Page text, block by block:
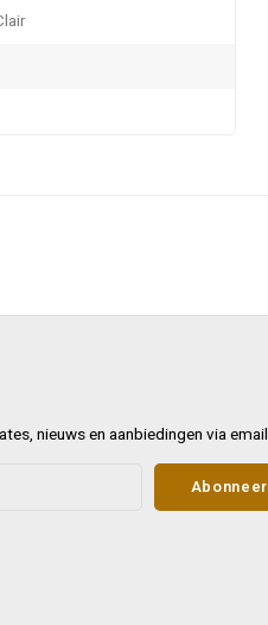
nieuws en aanbiedingen via email
Abonneer